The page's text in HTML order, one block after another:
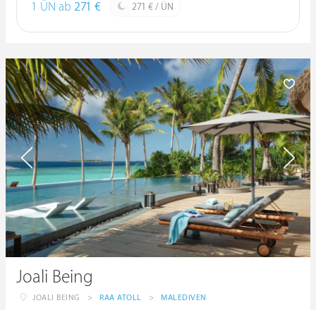
1 ÜN ab 271 € 271 € / ÜN
Joali Being
JOALI BEING > RAA ATOLL > MALEDIVEN